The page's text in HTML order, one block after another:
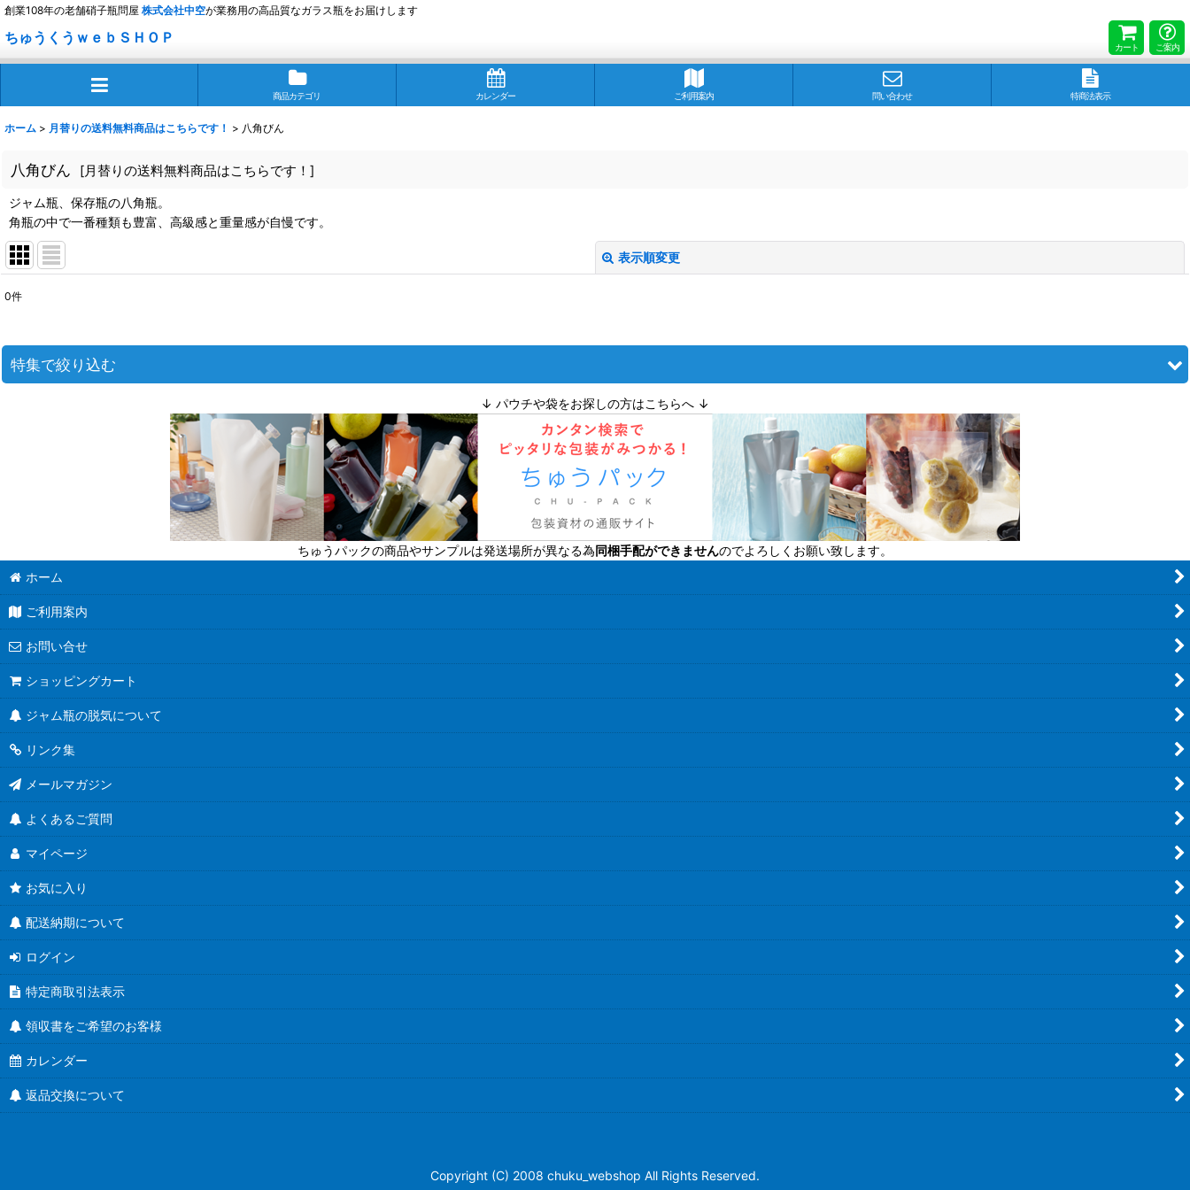
創業108年の老舗硝子瓶問屋 株式会社中空が業務用の高品質なガラス瓶をお届けします
ちゅうくうｗｅｂＳＨＯＰ
カート ご案内
商品カテゴリ カレンダー ご利用案内 問い合わせ 特商法表示
ホーム > 月替りの送料無料商品はこちらです！ > 八角びん
八角びん [月替りの送料無料商品はこちらです！ ]
ジャム瓶、保存瓶の八角瓶。
角瓶の中で一番種類も豊富、高級感と重量感が自慢です。
表示順変更
並び順 :
絞り込む
0件
特集で絞り込む
八角びん
角びん全て
マヨネーズびん
把手付びん
お酒のテイクアウト容器
人気のハーバリウム瓶
食べるラー油に
結婚式にお勧め！
ユニバーサルデザイン
Ｔ４８ツイスト
Ｔ５３ツイスト
Ｔ５８ツイスト
Ｔ６３ツイスト
↓ パウチや袋をお探しの方はこちらへ ↓
ちゅうパックの商品やサンプルは発送場所が異なる為同梱手配ができませんのでよろしくお願い致します。
ホーム
ご利用案内
お問い合せ
ショッピングカート
ジャム瓶の脱気について
リンク集
メールマガジン
よくあるご質問
マイページ
お気に入り
配送納期について
ログイン
特定商取引法表示
領収書をご希望のお客様
カレンダー
返品交換について
Copyright (C) 2008 chuku_webshop All Rights Reserved.